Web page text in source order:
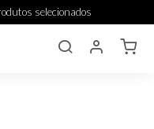
selecionados